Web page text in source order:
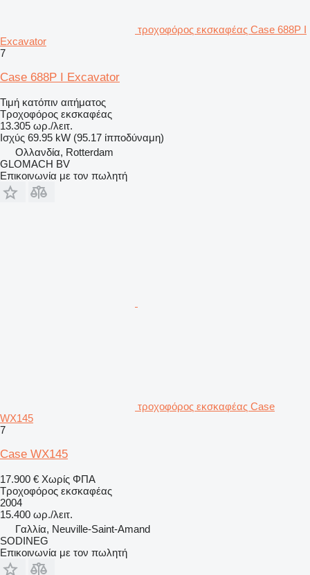
τροχοφόρος εκσκαφέας Case 688P I
Excavator
7
Case 688P I Excavator
Τιμή κατόπιν αιτήματος
Τροχοφόρος εκσκαφέας
13.305 ωρ./λειτ.
Ισχύς 69.95 kW (95.17 ίπποδύναμη)
Ολλανδία, Rotterdam
GLOMACH BV
Επικοινωνία με τον πωλητή
τροχοφόρος εκσκαφέας Case
WX145
7
Case WX145
17.900 € Χωρίς ΦΠΑ
Τροχοφόρος εκσκαφέας
2004
15.400 ωρ./λειτ.
Γαλλία, Neuville-Saint-Amand
SODINEG
Επικοινωνία με τον πωλητή